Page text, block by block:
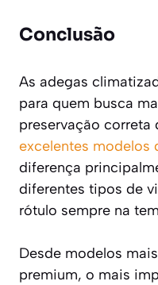
Conclusão
As adegas
para quem busca
preservação correta
excelentes modelos
diferença
diferentes tipos de
rótulo sempre na
Desde modelos
premium, o mais